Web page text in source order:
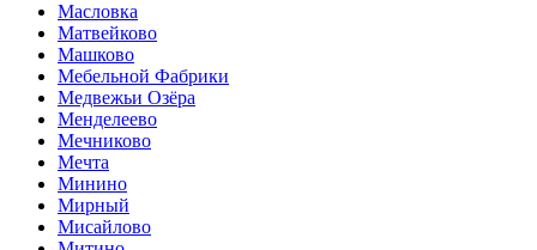
Масловка
Матвейково
Машково
Мебельной Фабрики
Медвежьи Озёра
Менделеево
Мечниково
Мечта
Минино
Мирный
Мисайлово